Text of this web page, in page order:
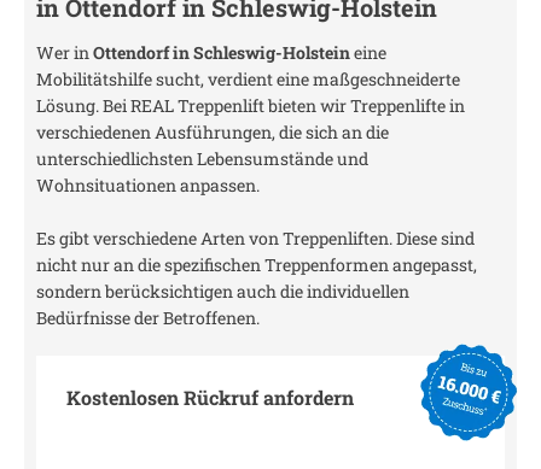
inOttendorf in Schleswig-Holstein
Wer inOttendorf in Schleswig-Holsteineine
Mobilitätshilfe sucht, verdient eine maßgeschneiderte
Lösung. Bei REAL Treppenlift bieten wir Treppenlifte in
verschiedenen Ausführungen, die sich an die
unterschiedlichsten Lebensumstände und
Wohnsituationen anpassen.
Es gibt verschiedene Arten von Treppenliften. Diese sind
nicht nur an die spezifischen Treppenformen angepasst,
sondern berücksichtigen auch die individuellen
Bedürfnisse der Betroffenen.
Kostenlosen Rückruf anfordern